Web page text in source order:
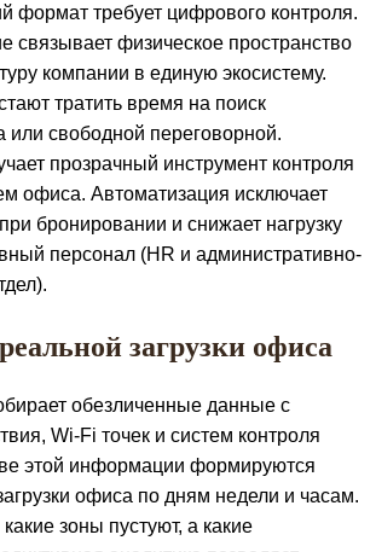
формат требует цифрового контроля.
связывает физическое пространство
компании в единую экосистему.
тратить время на поиск
или свободной переговорной.
прозрачный инструмент контроля
офиса. Автоматизация исключает
бронировании и снижает нагрузку
персонал (HR и административно-
загрузки офиса
обезличенные данные с
Wi-Fi точек и систем контроля
этой информации формируются
офиса по дням недели и часам.
зоны пустуют, а какие